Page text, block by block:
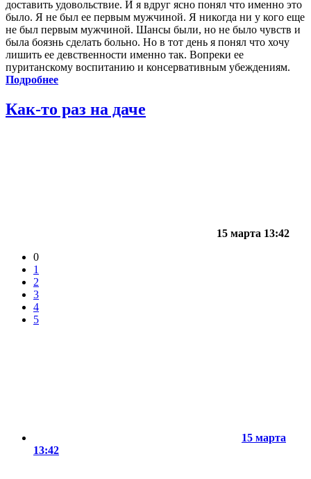
доставить удовольствие. И я вдруг ясно понял что именно это
было. Я не был ее первым мужчиной. Я никогда ни у кого еще
не был первым мужчиной. Шансы были, но не было чувств и
была боязнь сделать больно. Но в тот день я понял что хочу
лишить ее девственности именно так. Вопреки ее
пуританскому воспитанию и консервативным убеждениям.
Подробнее
Как-то раз на даче
15 марта 13:42
0
1
2
3
4
5
15 марта
13:42